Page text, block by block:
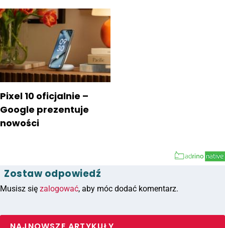
Pixel 10 oficjalnie –
Google prezentuje
nowości
Zostaw odpowiedź
Musisz się zalogować, aby móc dodać komentarz.